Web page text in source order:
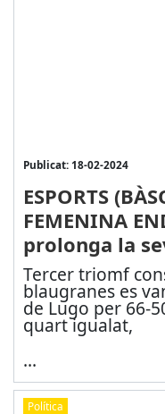
Publicat: 18-02-2024
ESPORTS
FEMENINA
prolonga la
Tercer triomf
blaugranes es
de Lugo per 66-
quart igualat,
...
Política